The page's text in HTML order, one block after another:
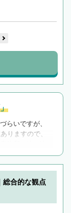
らいですが、
りますので、
務所に絞り込
総合的な観点